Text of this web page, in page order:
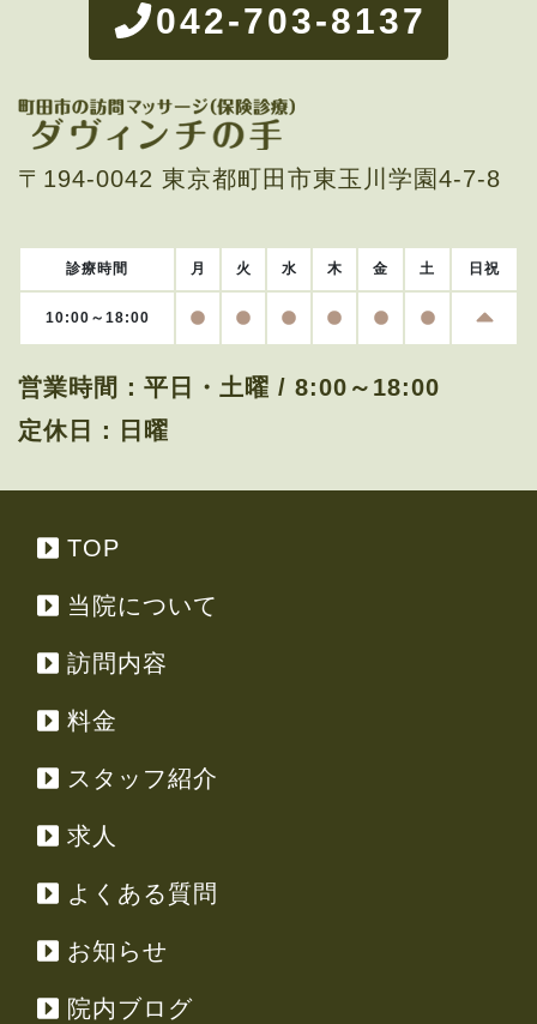
042-703-8137
〒194-0042 東京都町田市東玉川学園4-7-8
診療時間 月 火 水 木 金 土 日 祝
10:00～18:00 OPENOPENOPENOPENOPENOPEN
営業時間： 平日・土曜 / 8:00～18:00
定休日：
日曜
TOP
当院について
訪問内容
料金
スタッフ紹介
求人
よくある質問
お知らせ
院内ブログ